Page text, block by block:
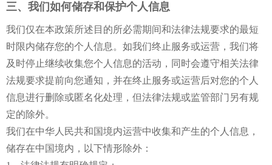
三、我们如何储存和保护个人信息
我们仅在本政策所述目的所必需期间和法律法规要求的最短
时限内储存您的个人信息。如我们终止服务或运营，我们将
及时停止继续收集您个人信息的活动，同时会遵守相关法律
法规要求提前向您通知，并在终止服务或运营后对您的个人
信息进行删除或匿名化处理，但法律法规或监管部门另有规
定的除外。
我们在中华人民共和国境内运营中收集和产生的个人信息，
储存在中国境内，以下情形除外：